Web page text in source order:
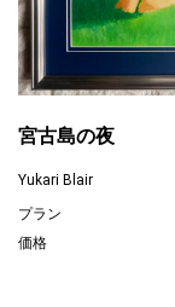
宮古島の夜
Yukari Blair
プラン
価格